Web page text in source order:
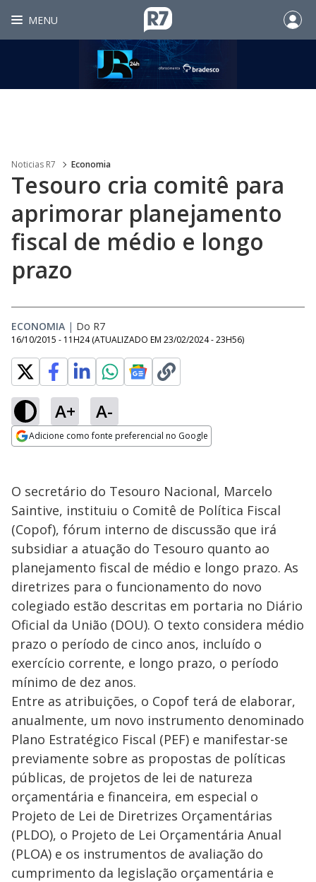
MENU
Noticias R7 Economia
Tesouro cria comitê para
aprimorar planejamento
fiscal de médio e longo
prazo
ECONOMIA | Do R7
16/10/2015 - 11H24 (ATUALIZADO EM 23/02/2024 - 23H56)
A+ A-
Adicione como fonte preferencial no Google
O secretário do Tesouro Nacional, Marcelo
Saintive, instituiu o Comitê de Política Fiscal
(Copof), fórum interno de discussão que irá
subsidiar a atuação do Tesouro quanto ao
planejamento fiscal de médio e longo prazo. As
diretrizes para o funcionamento do novo
colegiado estão descritas em portaria no Diário
Oficial da União (DOU). O texto considera médio
prazo o período de cinco anos, incluído o
exercício corrente, e longo prazo, o período
mínimo de dez anos.
Entre as atribuições, o Copof terá de elaborar,
anualmente, um novo instrumento denominado
Plano Estratégico Fiscal (PEF) e manifestar-se
previamente sobre as propostas de políticas
públicas, de projetos de lei de natureza
orçamentária e financeira, em especial o
Projeto de Lei de Diretrizes Orçamentárias
(PLDO), o Projeto de Lei Orçamentária Anual
(PLOA) e os instrumentos de avaliação do
cumprimento da legislação orçamentária e